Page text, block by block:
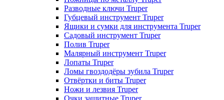
Разводные ключи Truper
Губцевый инструмент Truper
Ящики и сумки для инструмента Truper
Садовый инструмент Truper
Полив Truper
Малярный инструмент Truper
Лопаты Truper
Ломы гвоздодёры зубила Truper
Отвёртки и биты Truper
Ножи и лезвия Truper
Очки защитные Truper